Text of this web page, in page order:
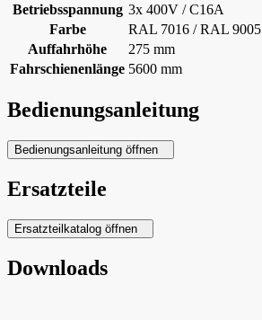
Betriebsspannung 3x 400V / C16A
Farbe
RAL 7016 / RAL 9005
Auffahrhöhe
275 mm
Fahrschienenlänge 5600 mm
Bedienungsanleitung
Bedienungsanleitung öffnen
Ersatzteile
Ersatzteilkatalog öffnen
Downloads